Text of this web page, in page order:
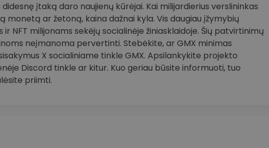
įtaką daro naujienų kūrėjai. Kai milijardierius verslininkas
ar žetoną, kaina dažnai kyla. Vis daugiau įžymybių
NFT milijonams sekėjų socialinėje žiniasklaidoje. Šių patvirtinimų
neįmanoma pervertinti. Stebėkite, ar GMX minimas
X socialiniame tinkle GMX. Apsilankykite projekto
Discord tinkle ar kitur. Kuo geriau būsite informuoti, tuo
priimti.